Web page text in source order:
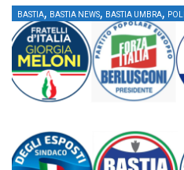
BASTIA, BASTIA NEWS, BASTIA UMBRA,